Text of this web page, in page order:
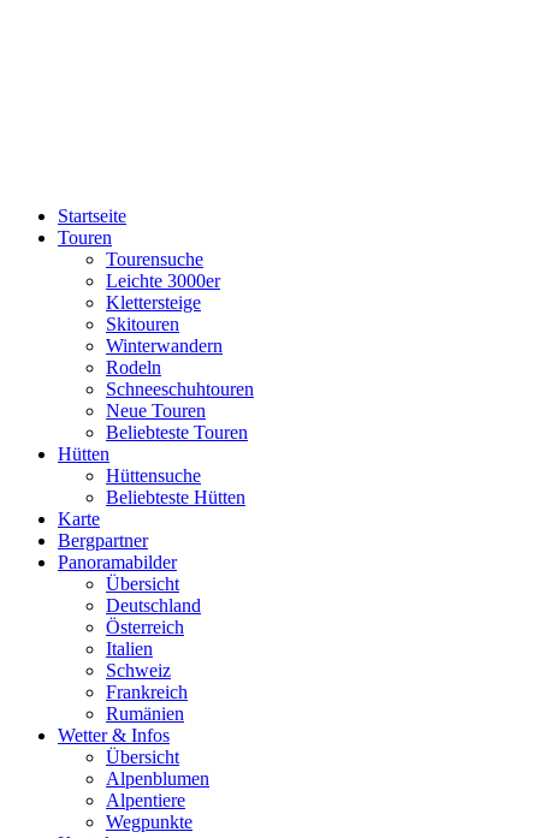
Startseite
Touren
Tourensuche
Leichte 3000er
Klettersteige
Skitouren
Winterwandern
Rodeln
Schneeschuhtouren
Neue Touren
Beliebteste Touren
Hütten
Hüttensuche
Beliebteste Hütten
Karte
Bergpartner
Panoramabilder
Übersicht
Deutschland
Österreich
Italien
Schweiz
Frankreich
Rumänien
Wetter & Infos
Übersicht
Alpenblumen
Alpentiere
Wegpunkte